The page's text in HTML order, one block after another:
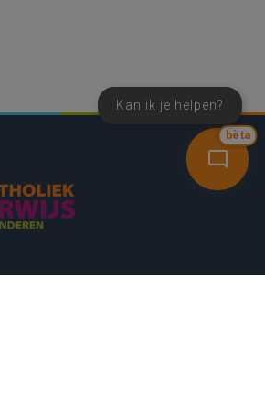
bèta
Kan ik je helpen?